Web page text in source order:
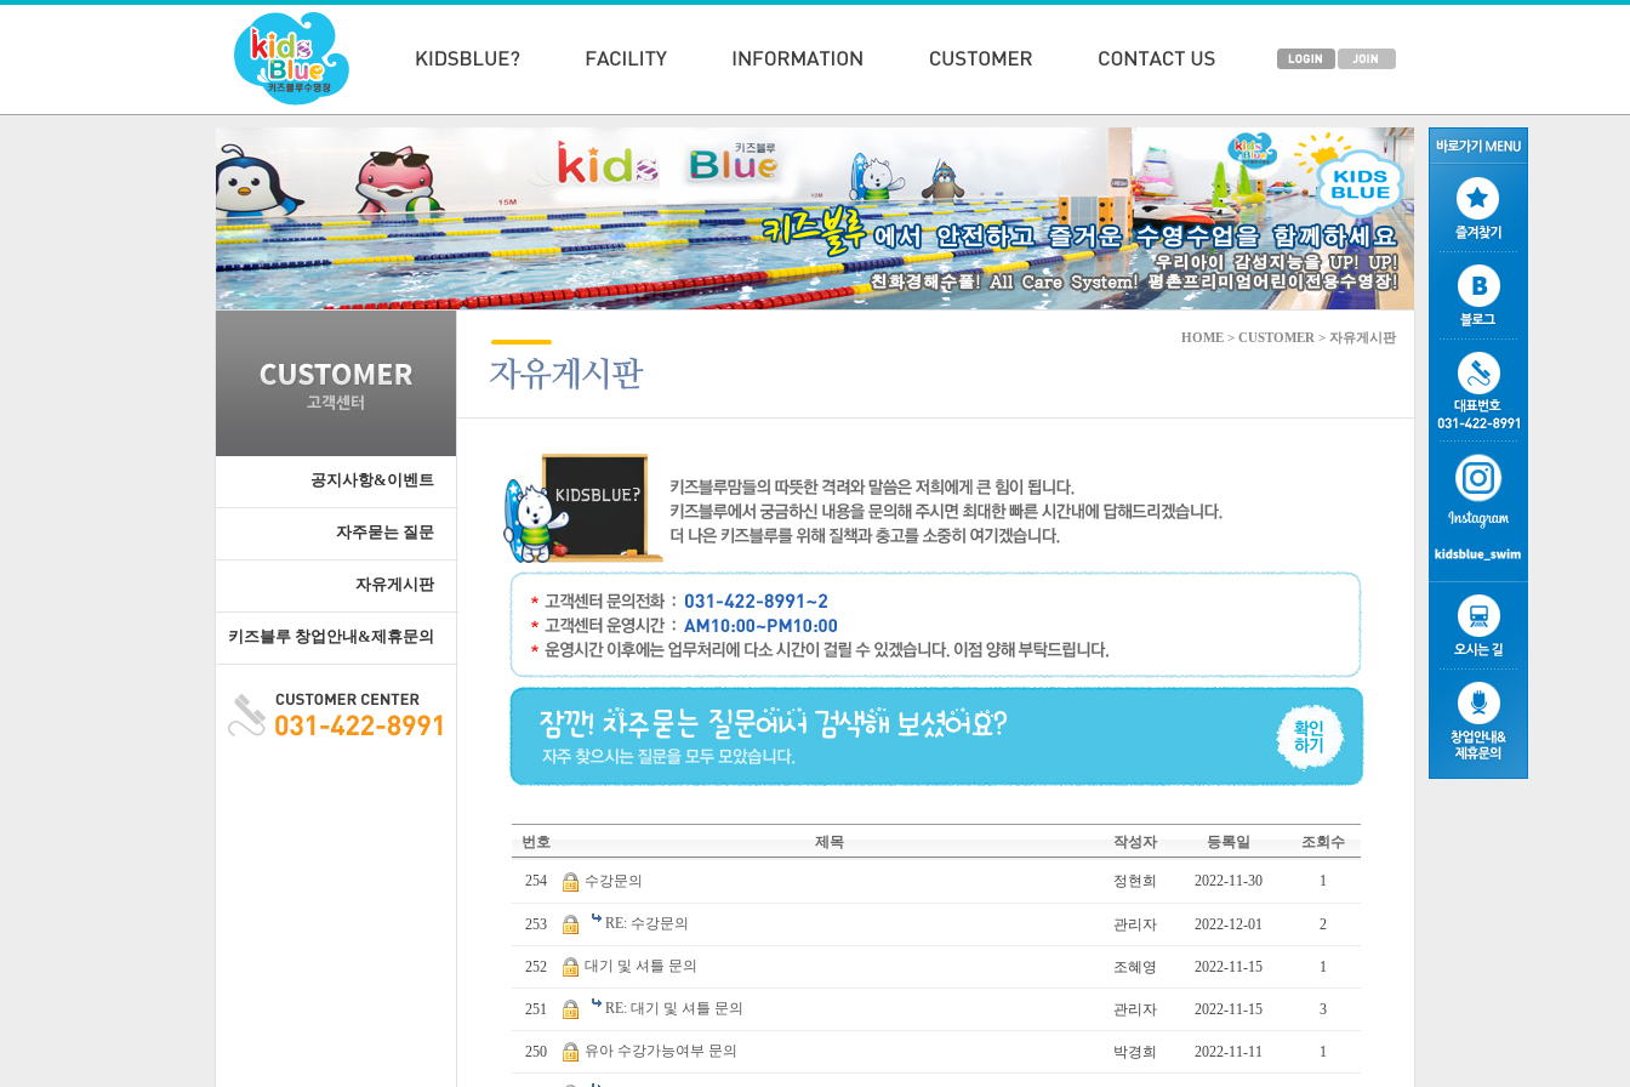
공지사항&이벤트
자주묻는 질문
자유게시판
키즈블루 창업안내&제휴문의
HOME > CUSTOMER > 자유게시판
번호 제목 작성자 등록일 조회수
254 수강문의 정현희 2022-11-30 1
253 RE: 수강문의 관리자 2022-12-01 2
252 대기 및 셔틀 문의 조혜영 2022-11-15 1
251 RE: 대기 및 셔틀 문의 관리자 2022-11-15 3
250 유아 수강가능여부 문의 박경희 2022-11-11 1